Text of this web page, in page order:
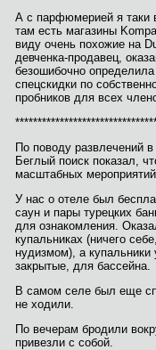
А с парфюмерией я таки
там есть магазины
виду очень похожие на
девченка-продавец,
безошибочно
спецскидки по
пробников для всех
По поводу развлечений
Беглый поиск показал,
масштабных
У нас о отеле был
саун и пары турецких
для ознакомления.
купальниках (ничего
нудизмом), а
закрытые, для бассейна.
В самом селе был еще
не ходили.
По вечерам бродили
привезли с собой.